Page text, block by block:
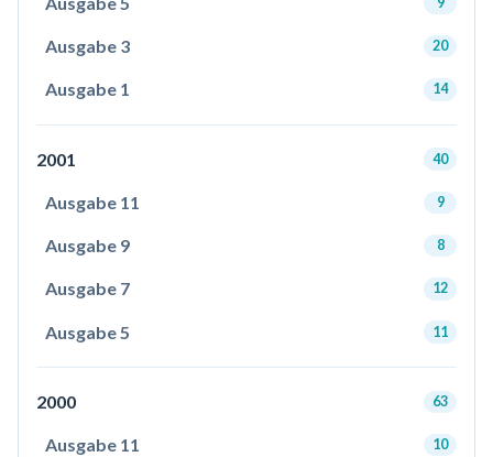
Ausgabe 3 20
Ausgabe 1 14
2001 40
Ausgabe 11 9
Ausgabe 9 8
Ausgabe 7 12
Ausgabe 5 11
2000 63
Ausgabe 11 10